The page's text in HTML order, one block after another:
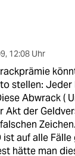
, 12:08 Uhr
stellen: Jeder
Abwrack (
Akt der
ist auf alle
hätte man